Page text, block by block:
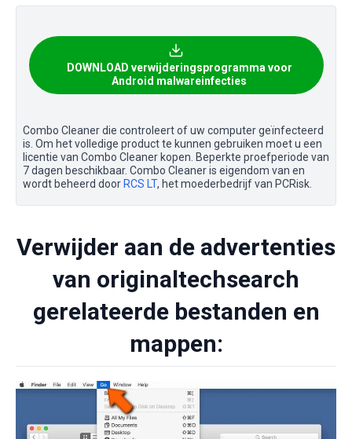
DOWNLOAD verwijderingsprogramma voor
Android malwareinfecties
Combo Cleaner die controleert of uw computer geïnfecteerd
is. Om het volledige product te kunnen gebruiken moet u een
licentie van Combo Cleaner kopen. Beperkte proefperiode van
7 dagen beschikbaar. Combo Cleaner is eigendom van en
wordt beheerd door RCS LT, het moederbedrijf van PCRisk.
Verwijder aan de advertenties
van originaltechsearch
gerelateerde bestanden en
mappen: